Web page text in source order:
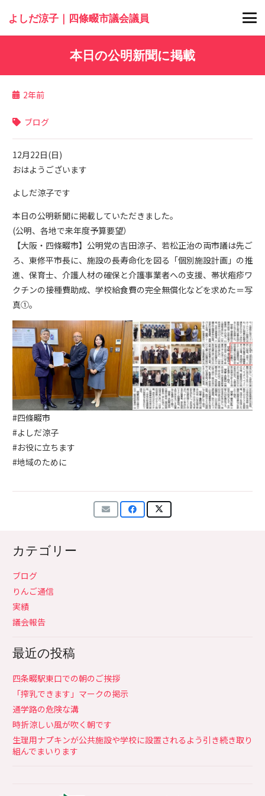
よしだ涼子｜四條畷市議会議員
本日の公明新聞に掲載
2年前
ブログ
12月22日(日)
おはようございます
よしだ涼子です
本日の公明新聞に掲載していただきました。
(公明、各地で来年度予算要望）
【大阪・四條畷市】公明党の吉田涼子、若松正治の両市議は先ご
ろ、東修平市長に、施設の長寿命化を図る「個別施設計画」の推
進、保育士、介護人材の確保と介護事業者への支援、帯状疱疹ワ
クチンの接種費助成、学校給食費の完全無償化などを求めた＝写
真①。
#四條畷市
#よしだ涼子
#お役に立ちます
#地域のために
カテゴリー
ブログ
りんご通信
実績
議会報告
最近の投稿
四条畷駅東口での朝のご挨拶
「搾乳できます」マークの掲示
通学路の危険な溝
時折涼しい風が吹く朝です
生理用ナプキンが公共施設や学校に設置されるよう引き続き取り
組んでまいります